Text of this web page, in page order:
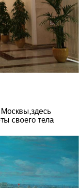
своего тела